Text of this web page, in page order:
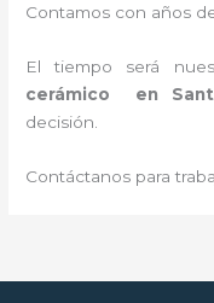
Contamos con años
El tiempo será
cerámico
en
decisión.
Contáctanos para